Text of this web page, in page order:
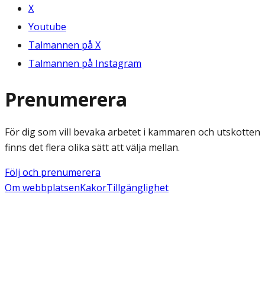
X
Youtube
Talmannen på X
Talmannen på Instagram
Prenumerera
För dig som vill bevaka arbetet i kammaren och utskotten
finns det flera olika sätt att välja mellan.
Följ och prenumerera
Om webbplatsenKakorTillgänglighet